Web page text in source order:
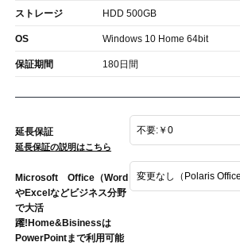
ストレージ HDD 500GB
OS Windows 10 Home 64bit
保証期間 180日間
延長保証
延長保証の説明はこちら
Microsoft Office（Word
やExcelなどビジネス分野
で大活
躍!Home&Bisinessは
PowerPointまで利用可能